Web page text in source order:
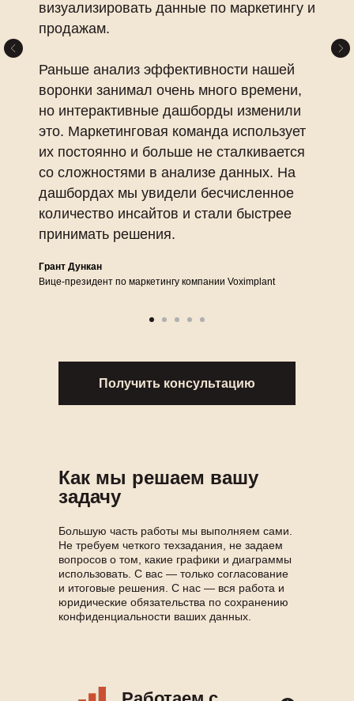
визуализировать данные по маркетингу и
продажам.
Раньше анализ эффективности нашей
воронки занимал очень много времени,
но интерактивные дашборды изменили
это. Маркетинговая команда использует
их постоянно и больше не сталкивается
со сложностями в анализе данных. На
дашбордах мы увидели бесчисленное
количество инсайтов и стали быстрее
принимать решения.
Грант Дункан
Вице-президент по маркетингу компании Voximplant
Получить консультацию
Как мы решаем вашу
задачу
Большую часть работы мы выполняем сами.
Не требуем четкого техзадания, не задаем
вопросов о том, какие графики и диаграммы
использовать. С вас — только согласование
и итоговые решения. С нас — вся работа и
юридические обязательства по сохранению
конфиденциальности ваших данных.